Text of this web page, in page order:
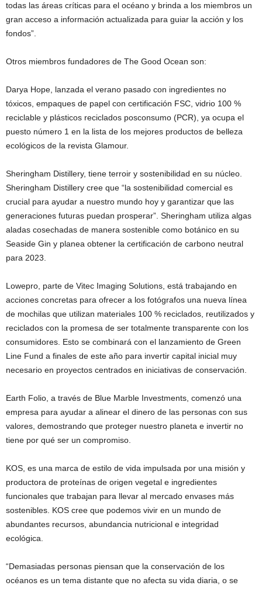
todas las áreas críticas para el océano y brinda a los miembros un
gran acceso a información actualizada para guiar la acción y los
fondos”.
Otros miembros fundadores de The Good Ocean son:
Darya Hope, lanzada el verano pasado con ingredientes no
tóxicos, empaques de papel con certificación FSC, vidrio 100 %
reciclable y plásticos reciclados posconsumo (PCR), ya ocupa el
puesto número 1 en la lista de los mejores productos de belleza
ecológicos de la revista Glamour.
Sheringham Distillery, tiene terroir y sostenibilidad en su núcleo.
Sheringham Distillery cree que “la sostenibilidad comercial es
crucial para ayudar a nuestro mundo hoy y garantizar que las
generaciones futuras puedan prosperar”. Sheringham utiliza algas
aladas cosechadas de manera sostenible como botánico en su
Seaside Gin y planea obtener la certificación de carbono neutral
para 2023.
Lowepro, parte de Vitec Imaging Solutions, está trabajando en
acciones concretas para ofrecer a los fotógrafos una nueva línea
de mochilas que utilizan materiales 100 % reciclados, reutilizados y
reciclados con la promesa de ser totalmente transparente con los
consumidores. Esto se combinará con el lanzamiento de Green
Line Fund a finales de este año para invertir capital inicial muy
necesario en proyectos centrados en iniciativas de conservación.
Earth Folio, a través de Blue Marble Investments, comenzó una
empresa para ayudar a alinear el dinero de las personas con sus
valores, demostrando que proteger nuestro planeta e invertir no
tiene por qué ser un compromiso.
KOS, es una marca de estilo de vida impulsada por una misión y
productora de proteínas de origen vegetal e ingredientes
funcionales que trabajan para llevar al mercado envases más
sostenibles. KOS cree que podemos vivir en un mundo de
abundantes recursos, abundancia nutricional e integridad
ecológica.
“Demasiadas personas piensan que la conservación de los
océanos es un tema distante que no afecta su vida diaria, o se